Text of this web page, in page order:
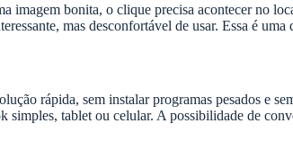
bonita, o clique precisa acontecer no
mas desconfortável de usar. Essa é
rápida, sem instalar programas pesados e
tablet ou celular. A possibilidade de